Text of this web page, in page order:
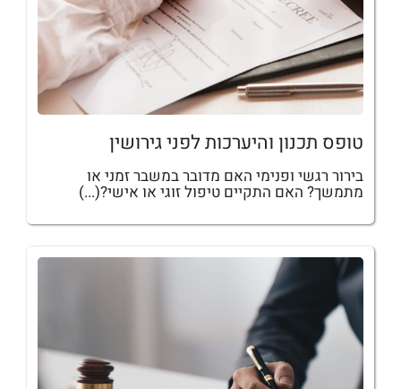
טופס תכנון והיערכות לפני גירושין
בירור רגשי ופנימי האם מדובר במשבר זמני או
מתמשך? האם התקיים טיפול זוגי או אישי?(...)